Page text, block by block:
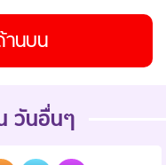
านบน
วันอื่นๆ